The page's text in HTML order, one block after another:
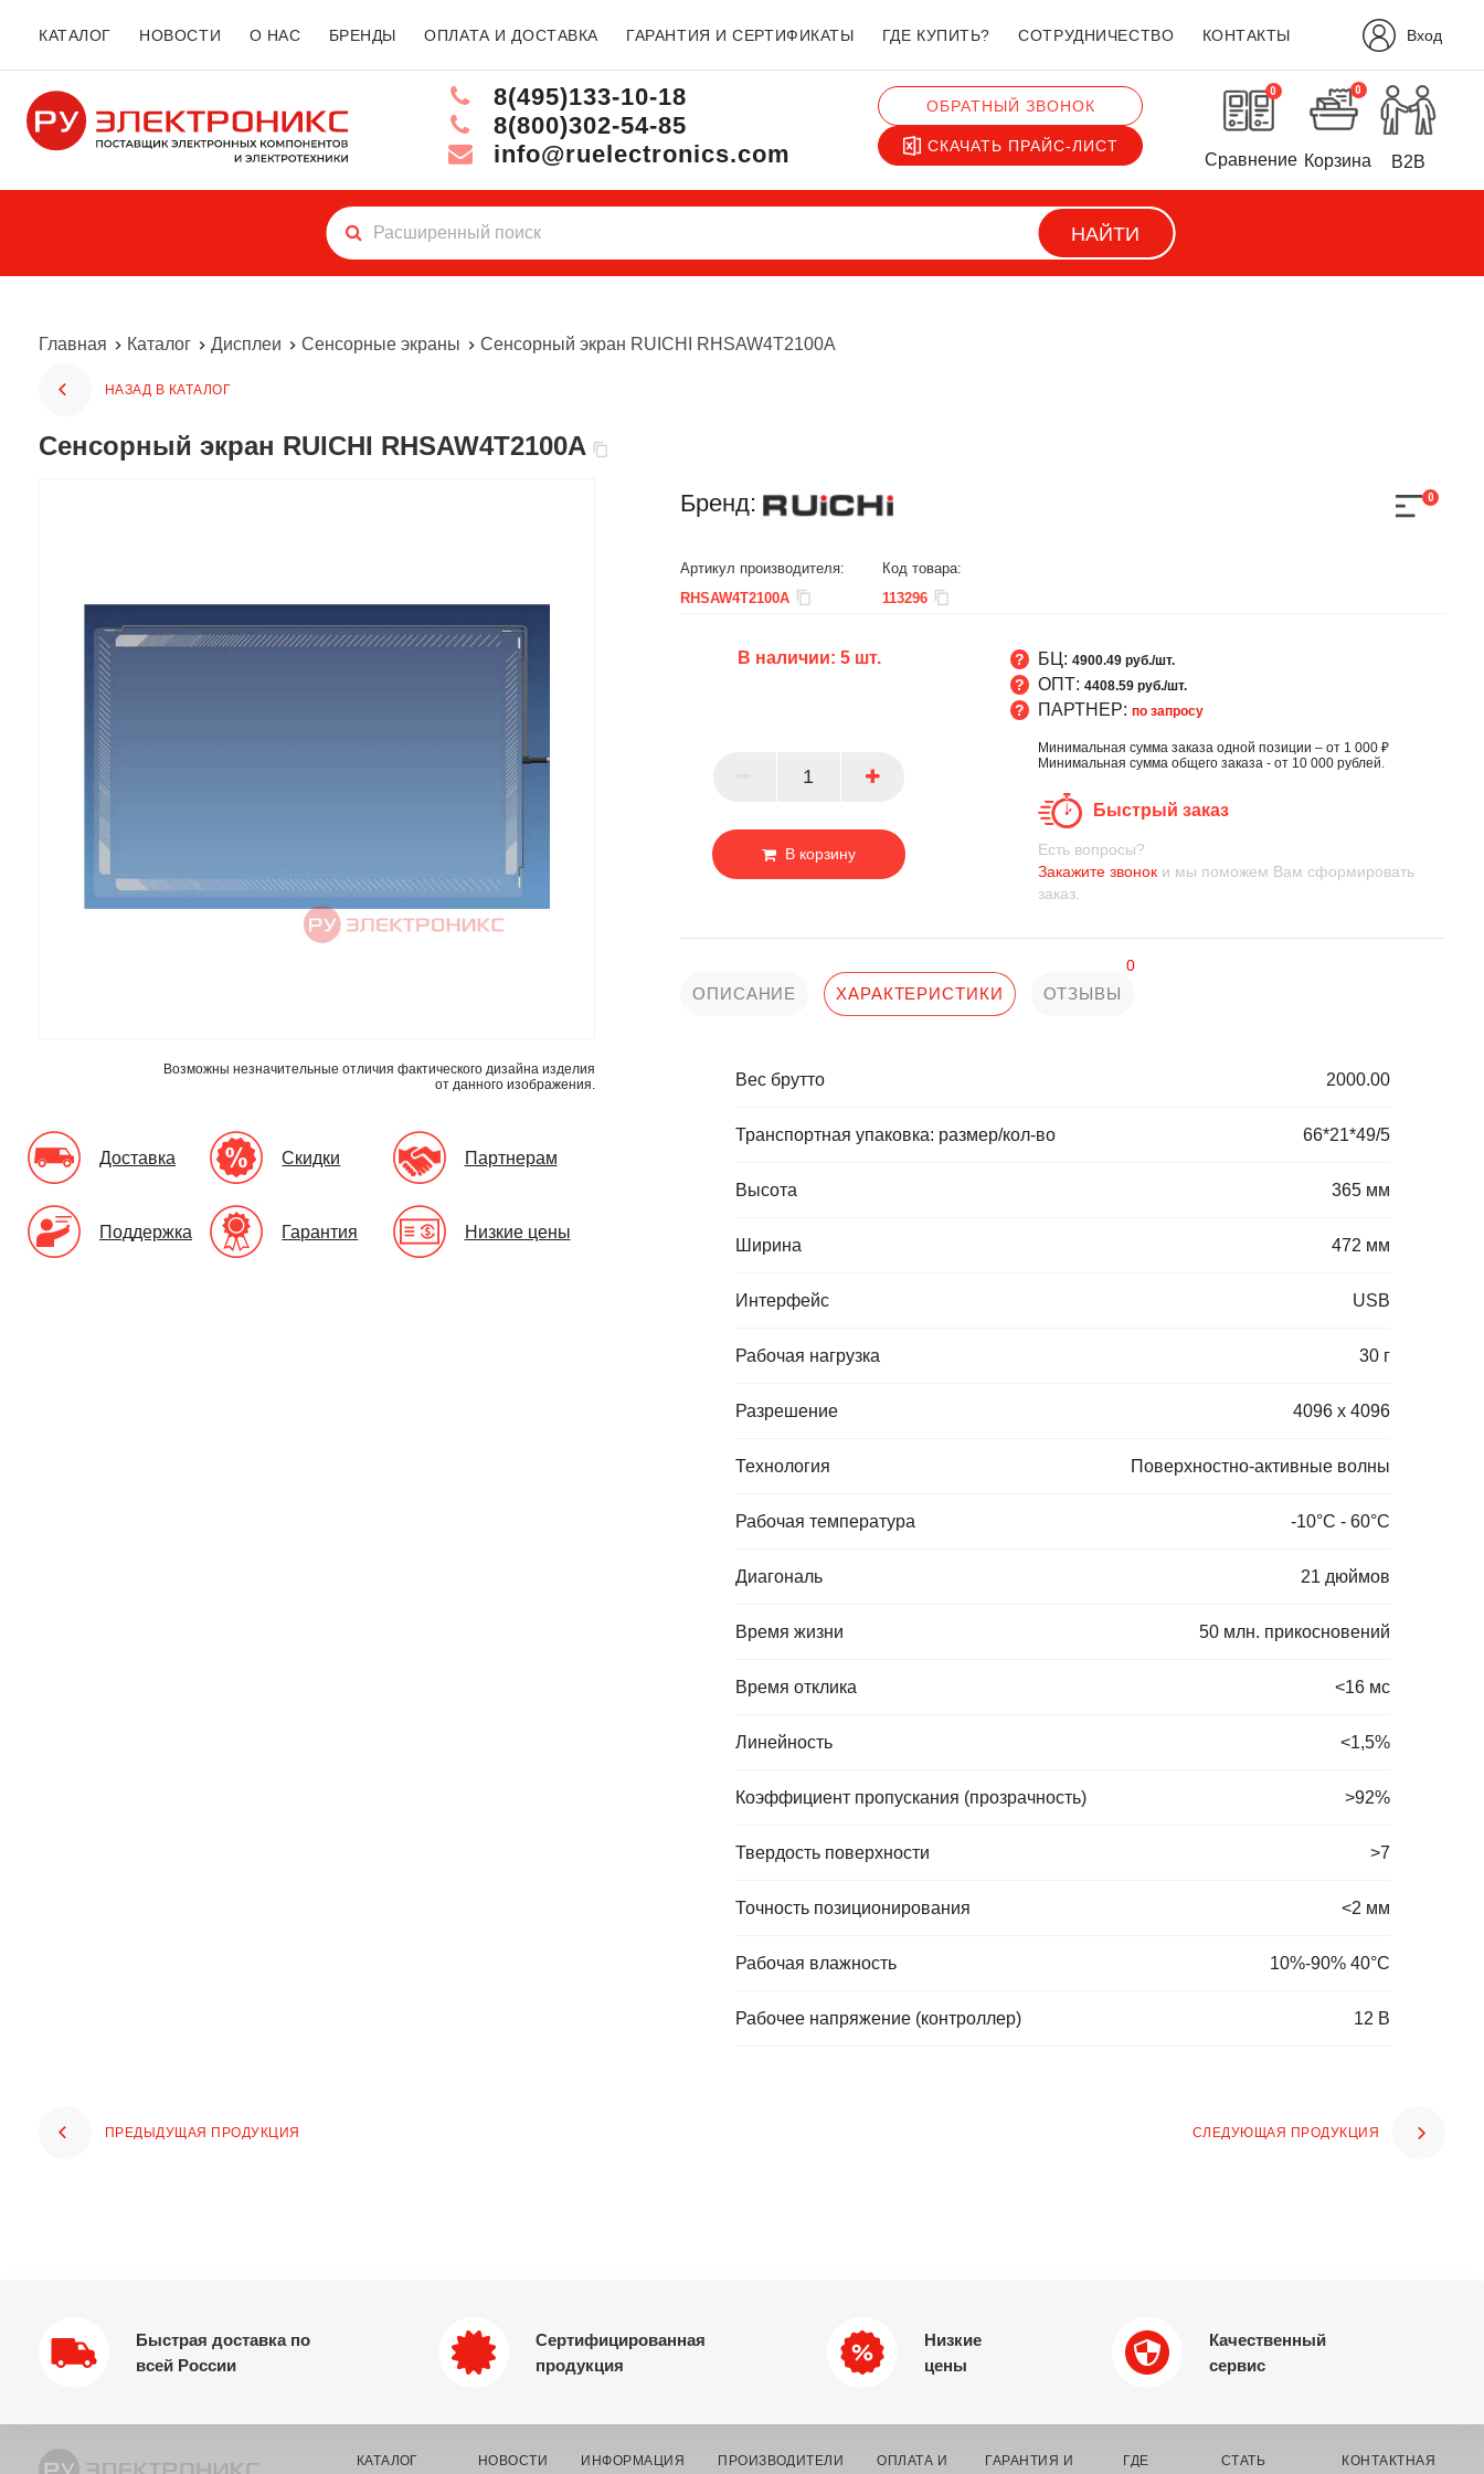
КАТАЛОГ НОВОСТИ О НАС БРЕНДЫ ОПЛАТА И ДОСТАВКА ГАРАНТИЯ И СЕРТИФИКАТЫ ГДЕ КУПИТЬ? СОТРУДНИЧЕСТВО КОНТАКТЫ Вход
8(495)133-10-18
8(800)302-54-85
info@ruelectronics.com
ОБРАТНЫЙ ЗВОНОК
СКАЧАТЬ ПРАЙС-ЛИСТ
0
Сравнение
0
Корзина B2B
НАЙТИ
Главная Каталог Дисплеи Сенсорные экраны Сенсорный экран RUICHI RHSAW4T2100A
НАЗАД В КАТАЛОГ
Сенсорный экран RUICHI RHSAW4T2100A
Возможны незначительные отличия фактического дизайна изделия
от данного изображения.
Доставка Скидки Партнерам
Поддержка Гарантия Низкие цены
Бренд: 0
Артикул производителя:
RHSAW4T2100A
Код товара:
113296
В наличии: 5шт.
В корзину
БЦ: 4900.49 руб./шт.
ОПТ: 4408.59 руб./шт.
ПАРТНЕР: по запросу
Минимальная сумма заказа одной позиции – от 1 000 ₽
Минимальная сумма общего заказа - от 10 000 рублей.
Быстрый заказ
Есть вопросы?
Закажите звоноки мы поможем Вам сформировать
заказ.
ОПИСАНИЕ ХАРАКТЕРИСТИКИ ОТЗЫВЫ
0
Вес брутто 2000.00
Транспортная упаковка: размер/кол-во 66*21*49/5
Высота 365 мм
Ширина 472 мм
Интерфейс USB
Рабочая нагрузка 30 г
Разрешение 4096 x 4096
Технология Поверхностно-активные волны
Рабочая температура -10°C - 60°C
Диагональ 21 дюймов
Время жизни 50 млн. прикосновений
Время отклика <16 мс
Линейность <1,5%
Коэффициент пропускания (прозрачность) >92%
Твердость поверхности >7
Точность позиционирования <2 мм
Рабочая влажность 10%-90% 40°C
Рабочее напряжение (контроллер) 12 В
ПРЕДЫДУЩАЯ ПРОДУКЦИЯ СЛЕДУЮЩАЯ ПРОДУКЦИЯ
Быстрая доставка по
всей России
Сертифицированная
продукция
Низкие
цены
Качественный
сервис
КАТАЛОГ НОВОСТИ ИНФОРМАЦИЯ ПРОИЗВОДИТЕЛИ ОПЛАТА И ГАРАНТИЯ И ГДЕ СТАТЬ КОНТАКТНАЯ